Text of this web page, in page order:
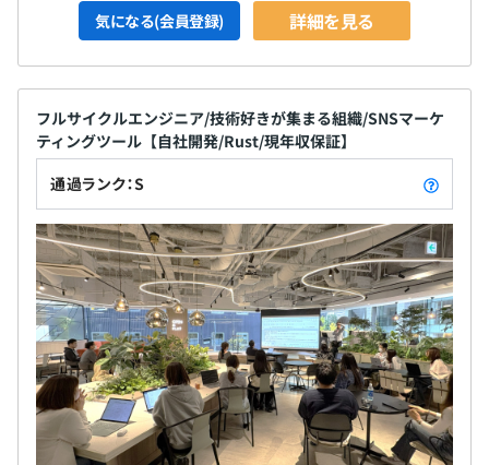
気になる(会員登録) 詳細を見る
フルサイクルエンジニア/技術好きが集まる組織/SNSマーケ
ティングツール【自社開発/Rust/現年収保証】
通過ランク：S